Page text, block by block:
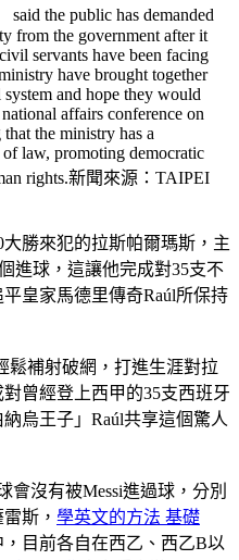
the public has demanded
from the government after it
servants have been facing
have brought together
and hope they would
affairs conference on
the ministry has a
law, promoting democratic
rights.新聞來源：TAIPEI
勝來犯的拉斯帕爾瑪斯，主
進球，這讓他完成對35支不
皇家馬德里傳奇Raúl所保持
鬆補射破網，打進生涯對拉
曾經登上西甲的35支西班牙
烏王子」Raúl共享這個驚人
會沒有被Messi進過球，分別
斯， 學英文的方法 基礎
目前各自在西乙、西乙B以